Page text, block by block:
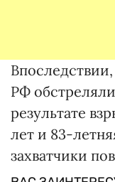
РФ
результате
лет и 83-
захватчики